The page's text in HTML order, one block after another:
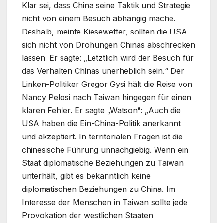
Klar sei, dass China seine Taktik und Strategie
nicht von einem Besuch abhängig mache.
Deshalb, meinte Kiesewetter, sollten die USA
sich nicht von Drohungen Chinas abschrecken
lassen. Er sagte: „Letztlich wird der Besuch für
das Verhalten Chinas unerheblich sein.“ Der
Linken-Politiker Gregor Gysi hält die Reise von
Nancy Pelosi nach Taiwan hingegen für einen
klaren Fehler. Er sagte „Watson“: „Auch die
USA haben die Ein-China-Politik anerkannt
und akzeptiert. In territorialen Fragen ist die
chinesische Führung unnachgiebig. Wenn ein
Staat diplomatische Beziehungen zu Taiwan
unterhält, gibt es bekanntlich keine
diplomatischen Beziehungen zu China. Im
Interesse der Menschen in Taiwan sollte jede
Provokation der westlichen Staaten